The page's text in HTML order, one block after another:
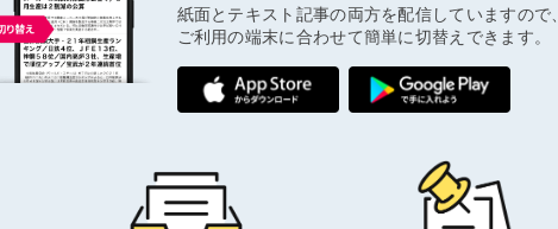
紙面とテキスト記事の両方を配信していますので、
ご利用の端末に合わせて簡単に切替えできます。